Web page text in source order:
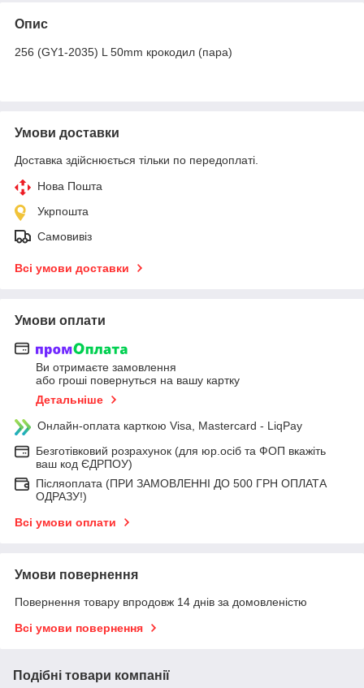
Опис
256 (GY1-2035) L 50mm крокодил (пара)
Умови доставки
Доставка здійснюється тільки по передоплаті.
Нова Пошта
Укрпошта
Самовивіз
Всі умови доставки
Умови оплати
Ви отримаєте замовлення
або гроші повернуться на вашу картку
Детальніше
Онлайн-оплата карткою Visa, Mastercard - LiqPay
Безготівковий розрахунок (для юр.осіб та ФОП вкажіть
ваш код ЄДРПОУ)
Післяоплата (ПРИ ЗАМОВЛЕННІ ДО 500 ГРН ОПЛАТА
ОДРАЗУ!)
Всі умови оплати
Умови повернення
Повернення товару впродовж 14 днів за домовленістю
Всі умови повернення
Подібні товари компанії